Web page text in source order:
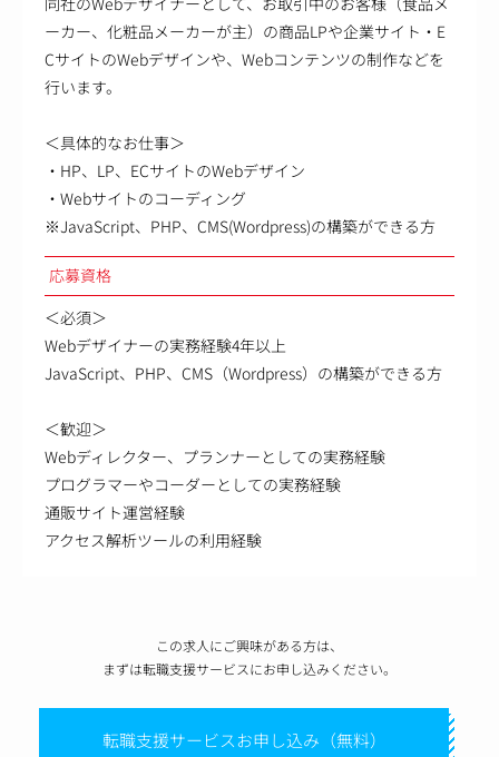
ーカー、化粧品メーカーが主）の商品LPや企業サイト・E
CサイトのWebデザインや、Webコンテンツの制作などを
行います。
＜具体的なお仕事＞
・HP、LP、ECサイトのWebデザイン
・Webサイトのコーディング
※JavaScript、PHP、CMS(Wordpress)の構築ができる方
応募資格
＜必須＞
Webデザイナーの実務経験4年以上
JavaScript、PHP、CMS（Wordpress）の構築ができる方
＜歓迎＞
Webディレクター、プランナーとしての実務経験
プログラマーやコーダーとしての実務経験
通販サイト運営経験
アクセス解析ツールの利用経験
この求人にご興味がある方は、
まずは転職支援サービスにお申し込みください。
転職支援サービスお申し込み（無料）